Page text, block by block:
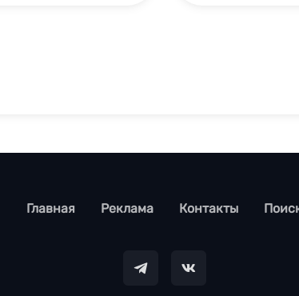
footer
Главная Реклама Контакты